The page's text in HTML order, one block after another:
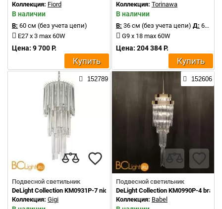
Коллекция: Fiord
В наличии
В: 60 см (без учета цепи)
E27 x 3 max 60W
Цена: 9 700 Р.
Купить
Коллекция: Torinawa
В наличии
В: 36 см (без учета цепи) Д: 61 см
G9 x 18 max 60W
Цена: 204 384 Р.
Купить
152789
Подвесной светильник
DeLight Collection KM0931P-7 nickel
Коллекция: Gigi
152606
Подвесной светильник
DeLight Collection KM0990P-4 brass
Коллекция: Babel